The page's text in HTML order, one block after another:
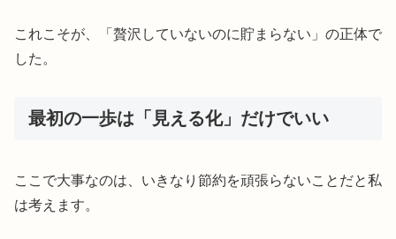
これこそが、「贅沢していないのに貯まらない」の正体で
した。
最初の一歩は「見える化」だけでいい
ここで大事なのは、いきなり節約を頑張らないことだと私
は考えます。